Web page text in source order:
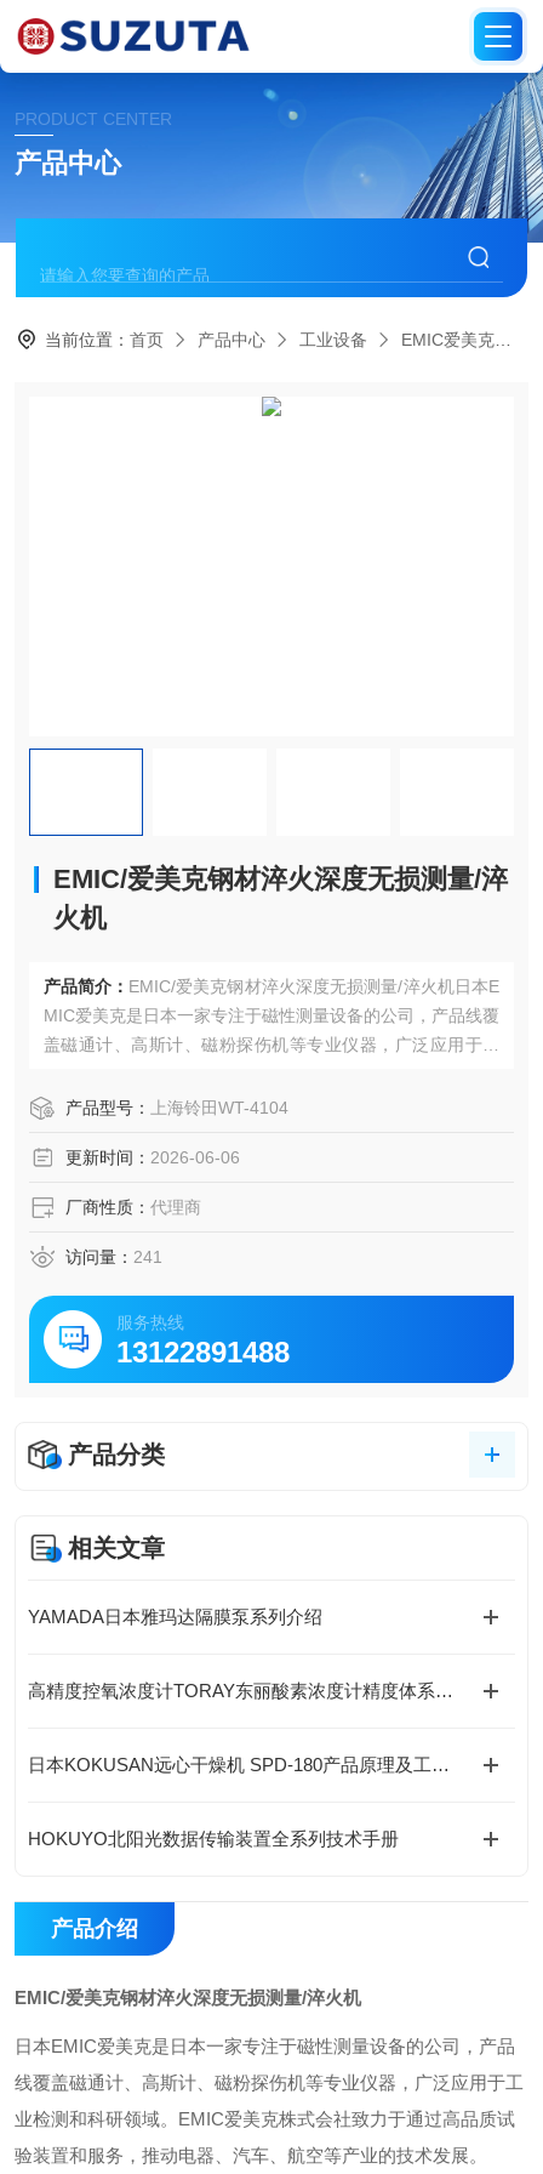
PRODUCT CENTER
产品中心
当前位置：首页 产品中心 工业设备 EMIC爱美克
EMIC/爱美克钢材淬火深度无损测量/淬
火机
产品简介： EMIC/爱美克钢材淬火深度无损测量/淬火机日本E
MIC爱美克是日本一家专注于磁性测量设备的公司，产品线覆
盖磁通计、高斯计、磁粉探伤机等专业仪器，广泛应用于工
试验装置和服务，推动电器、汽车、航空等产业的技术发
产品型号： 上海铃田WT-4104
更新时间： 2026-06-06
厂商性质： 代理商
访问量： 241
服务热线
13122891488
产品分类
相关文章
YAMADA日本雅玛达隔膜泵系列介绍
高精度控氧浓度计TORAY东丽酸素浓度计精度体系、核心技术与全场景应用解析
日本KOKUSAN远心干燥机 SPD-180产品原理及工况选型指南
HOKUYO北阳光数据传输装置全系列技术手册
产品介绍
EMIC/爱美克钢材淬火深度无损测量/淬火机
日本EMIC爱美克是日本一家专注于磁性测量设备的公司，产品
线覆盖磁通计、高斯计、磁粉探伤机等专业仪器，广泛应用于工
业检测和科研领域。EMIC爱美克株式会社致力于通过高品质试
验装置和服务，推动电器、汽车、航空等产业的技术发展。